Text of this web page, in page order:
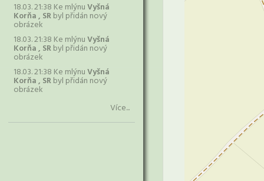
18.03. 21:38 Ke mlýnuVyšná
Korňa , SRbyl přidán nový
obrázek
18.03. 21:38 Ke mlýnuVyšná
Korňa , SRbyl přidán nový
obrázek
18.03. 21:38 Ke mlýnuVyšná
Korňa , SRbyl přidán nový
obrázek
Více...